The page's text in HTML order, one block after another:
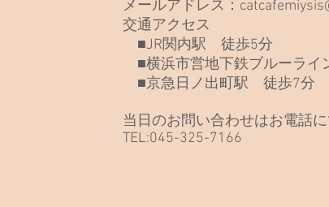
メールアドレス：
交通アクセス
■JR関内駅 徒歩5分
■横浜市営地下鉄ブルーラ
■京急日ノ出町駅 徒歩7分
当日のお問い合わせはお電話
TEL:045-325-7166